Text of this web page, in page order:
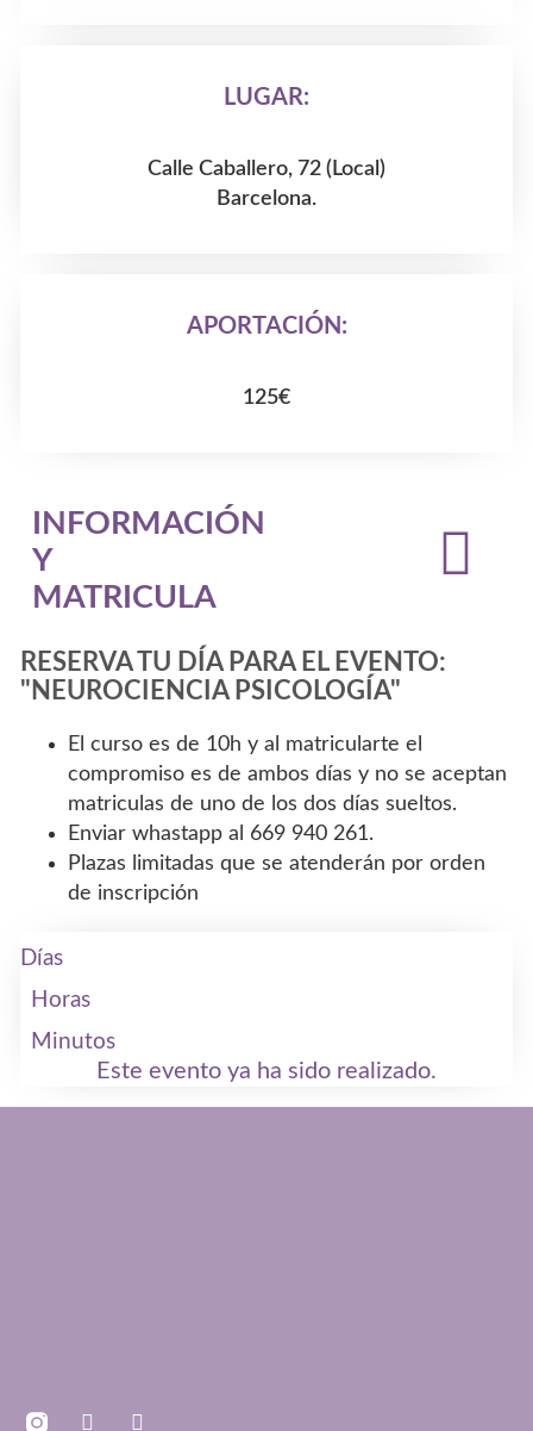
LUGAR:
Calle Caballero, 72 (Local)
Barcelona.
APORTACIÓN:
125€
INFORMACIÓN
Y
MATRICULA
RESERVA TU DÍA PARA EL EVENTO:
"NEUROCIENCIA PSICOLOGÍA"
El curso es de 10h y al matricularte el
compromiso es de ambos días y no se aceptan
matriculas de uno de los dos días sueltos.
Enviar whastapp al 669 940 261.
Plazas limitadas que se atenderán por orden
de inscripción
Días
Horas
Minutos
Este evento ya ha sido realizado.